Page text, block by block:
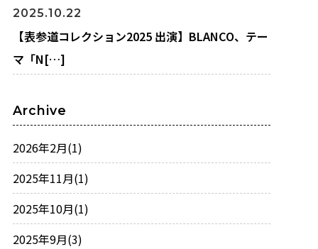
2025.10.22
【表参道コレクション2025 出演】BLANCO、テー
マ「N[…]
Archive
2026年2月(1)
2025年11月(1)
2025年10月(1)
2025年9月(3)